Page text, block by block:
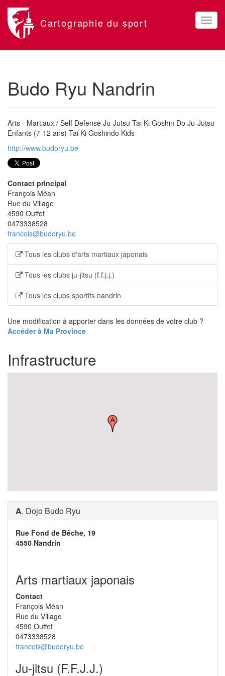
Cartographiedu sport
Toggle
Budo Ryu Nandrin
Arts - Martiaux / Self Defense Ju-Jutsu Tai Ki Goshin Do Ju-Jutsu
Enfants (7-12 ans) Tai Ki Goshindo Kids
http://www.budoryu.be
Contact principal
François Méan
Rue du Village
4590 Ouffet
0473338528
francois@budoryu.be
Tous les clubs d'arts martiaux japonais
Tous les clubs ju-jitsu (f.f.j.j.)
Tous les clubs sportifs nandrin
Une modification à apporter dans les données de votre club ?
Accéder à Ma Province
Infrastructure
A. Dojo Budo Ryu
Rue Fond de Bêche, 19
4550 Nandrin
Arts martiaux japonais
Contact
François Méan
Rue du Village
4590 Ouffet
0473338528
francois@budoryu.be
Ju-jitsu (F.F.J.J.)